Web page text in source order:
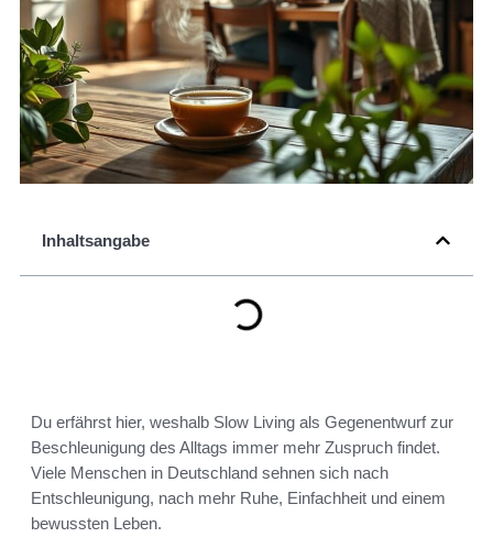
Inhaltsangabe
Du erfährst hier, weshalb Slow Living als Gegenentwurf zur
Beschleunigung des Alltags immer mehr Zuspruch findet.
Viele Menschen in Deutschland sehnen sich nach
Entschleunigung, nach mehr Ruhe, Einfachheit und einem
bewussten Leben.